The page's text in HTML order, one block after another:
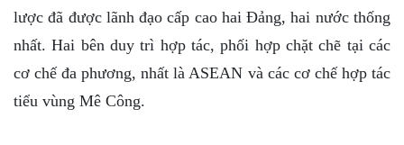
lược đã được lãnh đạo cấp cao hai Đảng, hai nước thống
nhất. Hai bên duy trì hợp tác, phối hợp chặt chẽ tại các
cơ chế đa phương, nhất là ASEAN và các cơ chế hợp tác
tiểu vùng Mê Công.